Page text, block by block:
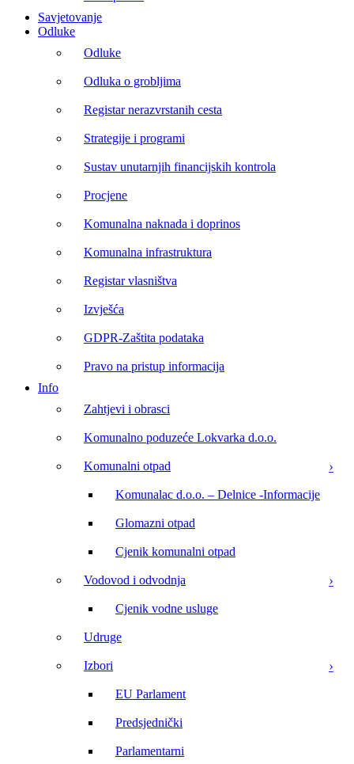
Savjetovanje
Odluke
Odluke
Odluka o grobljima
Registar nerazvrstanih cesta
Strategije i programi
Sustav unutarnjih financijskih kontrola
Procjene
Komunalna naknada i doprinos
Komunalna infrastruktura
Registar vlasništva
Izvješća
GDPR-Zaštita podataka
Pravo na pristup informacija
Info
Zahtjevi i obrasci
Komunalno poduzeće Lokvarka d.o.o.
Komunalni otpad
Komunalac d.o.o. – Delnice -Informacije
Glomazni otpad
Cjenik komunalni otpad
Vodovod i odvodnja
Cjenik vodne usluge
Udruge
Izbori
EU Parlament
Predsjednički
Parlamentarni